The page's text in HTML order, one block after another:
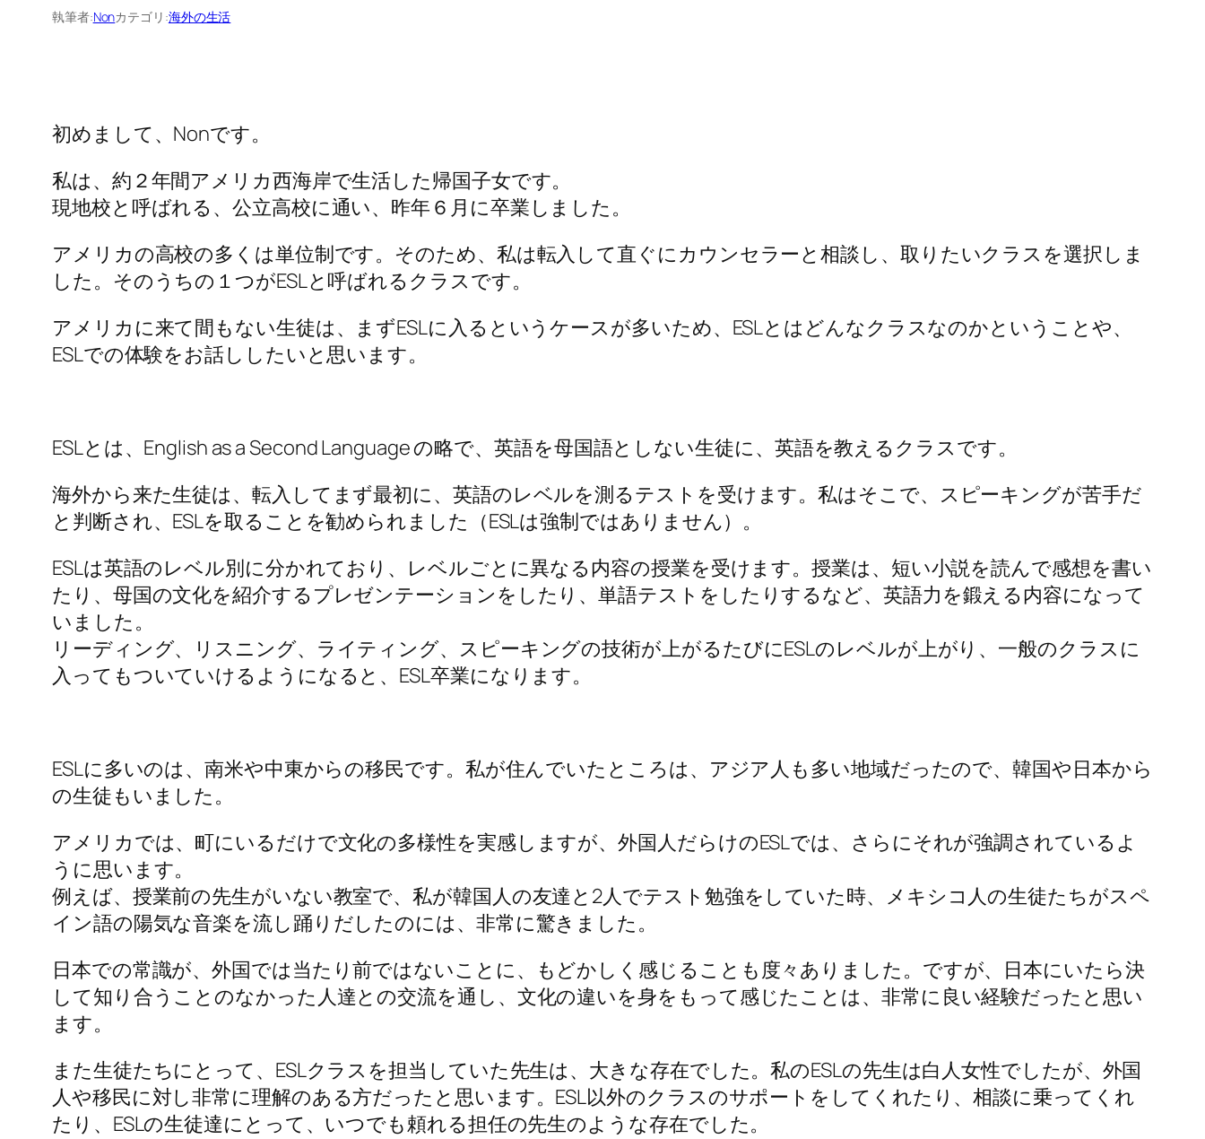
執筆者:Nonカテゴリ:海外の生活
初めまして、Nonです。
私は、約２年間アメリカ西海岸で生活した帰国子女です。
現地校と呼ばれる、公立高校に通い、昨年６月に卒業しました。
アメリカの高校の多くは単位制です。そのため、私は転入して直ぐにカウンセラーと相談し、取りたいクラスを選択しま
した。そのうちの１つがESLと呼ばれるクラスです。
アメリカに来て間もない生徒は、まずESLに入るというケースが多いため、ESLとはどんなクラスなのかということや、
ESLでの体験をお話ししたいと思います。
ESLとは、English as a Second Language の略で、英語を母国語としない生徒に、英語を教えるクラスです。
海外から来た生徒は、転入してまず最初に、英語のレベルを測るテストを受けます。私はそこで、スピーキングが苦手だ
と判断され、ESLを取ることを勧められました（ESLは強制ではありません）。
ESLは英語のレベル別に分かれており、レベルごとに異なる内容の授業を受けます。授業は、短い小説を読んで感想を書い
たり、母国の文化を紹介するプレゼンテーションをしたり、単語テストをしたりするなど、英語力を鍛える内容になって
いました。
リーディング、リスニング、ライティング、スピーキングの技術が上がるたびにESLのレベルが上がり、一般のクラスに
入ってもついていけるようになると、ESL卒業になります。
ESLに多いのは、南米や中東からの移民です。私が住んでいたところは、アジア人も多い地域だったので、韓国や日本から
の生徒もいました。
アメリカでは、町にいるだけで文化の多様性を実感しますが、外国人だらけのESLでは、さらにそれが強調されているよ
うに思います。
例えば、授業前の先生がいない教室で、私が韓国人の友達と2人でテスト勉強をしていた時、メキシコ人の生徒たちがスペ
イン語の陽気な音楽を流し踊りだしたのには、非常に驚きました。
日本での常識が、外国では当たり前ではないことに、もどかしく感じることも度々ありました。ですが、日本にいたら決
して知り合うことのなかった人達との交流を通し、文化の違いを身をもって感じたことは、非常に良い経験だったと思い
ます。
また生徒たちにとって、ESLクラスを担当していた先生は、大きな存在でした。私のESLの先生は白人女性でしたが、外国
人や移民に対し非常に理解のある方だったと思います。ESL以外のクラスのサポートをしてくれたり、相談に乗ってくれ
たり、ESLの生徒達にとって、いつでも頼れる担任の先生のような存在でした。